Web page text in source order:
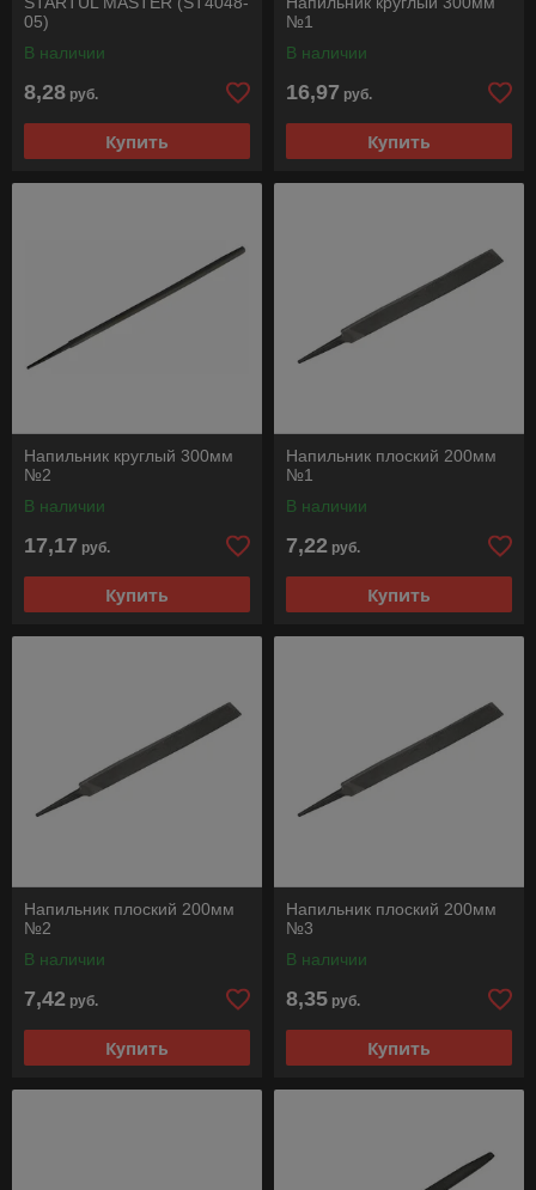
05)
В наличии
8,28 руб.
Купить
№1
В наличии
16,97 руб.
Купить
Напильник круглый 300мм
№2
В наличии
17,17 руб.
Купить
Напильник плоский 200мм
№1
В наличии
7,22 руб.
Купить
Напильник плоский 200мм
№2
В наличии
7,42 руб.
Купить
Напильник плоский 200мм
№3
В наличии
8,35 руб.
Купить